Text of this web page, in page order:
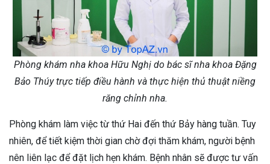
Phòng khám nha khoa Hữu Nghị do bác sĩ nha khoa Đặng
Bảo Thúy trực tiếp điều hành và thực hiện thủ thuật niềng
răng chỉnh nha.
Phòng khám làm việc từ thứ Hai đến thứ Bảy hàng tuần. Tuy
nhiên, để tiết kiệm thời gian chờ đợi thăm khám, người bệnh
nên liên lạc để đặt lịch hẹn khám. Bệnh nhân sẽ được tư vấn